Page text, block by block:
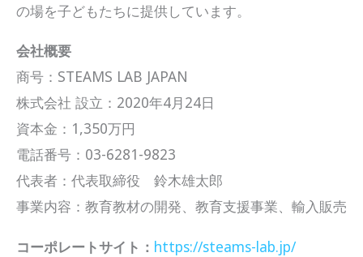
の場を子どもたちに提供しています。
会社概要
商号：STEAMS LAB JAPAN
株式会社 設立：2020年4月24日
資本金：1,350万円
電話番号：03-6281-9823
代表者：代表取締役 鈴木雄太郎
事業内容：教育教材の開発、教育支援事業、輸入販売
コーポレートサイト： https://steams-lab.jp/